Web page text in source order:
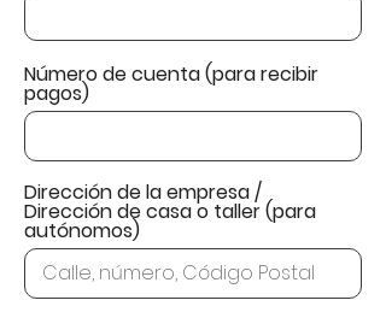
Número de cuenta (para recibir
pagos)
Dirección de la empresa /
Dirección de casa o taller (para
autónomos)